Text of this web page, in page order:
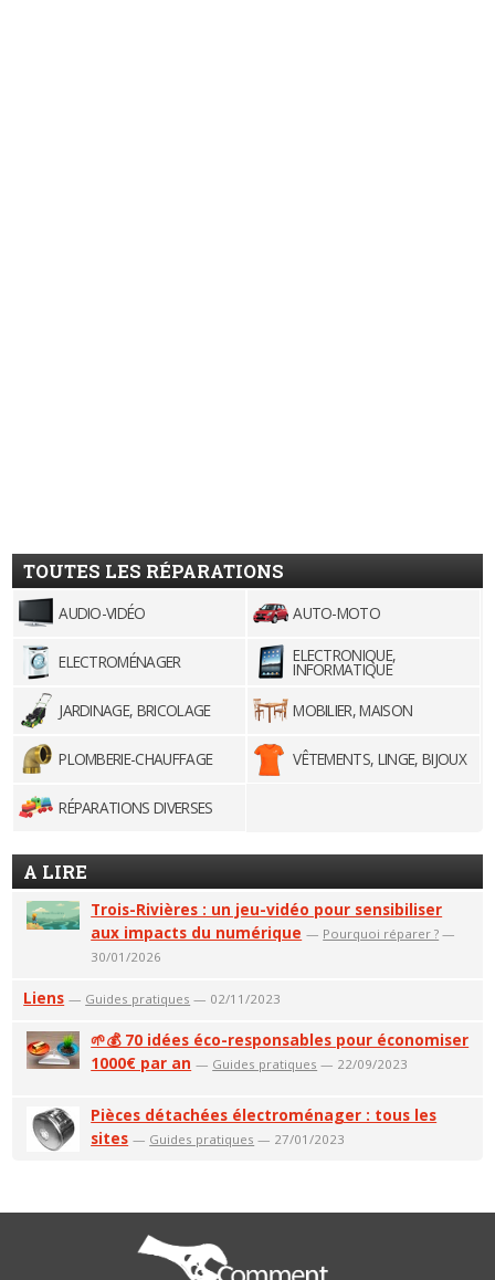
TOUTES LES RÉPARATIONS
AUDIO-VIDÉO AUTO-MOTO
ELECTROMÉNAGER ELECTRONIQUE,
INFORMATIQUE
JARDINAGE, BRICOLAGE
MOBILIER, MAISON
PLOMBERIE-CHAUFFAGE VÊTEMENTS, LINGE, BIJOUX
RÉPARATIONS DIVERSES
A LIRE
Trois-Rivières : un jeu-vidéo pour sensibiliser
aux impacts du numérique — Pourquoi réparer ? —
30/01/2026
Liens — Guides pratiques — 02/11/2023
🌱💰 70 idées éco-responsables pour économiser
1000€ par an — Guides pratiques — 22/09/2023
Pièces détachées électroménager : tous les
sites — Guides pratiques — 27/01/2023